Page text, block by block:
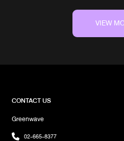
ๆ เลย เพราะการตกแต่งภายในร้า
ป้ายร้านญี่ปุ่นที่สะท้อนความสนุกสนา
อาหารให้เลือกเยอะมากสามารถเลื
เปรี้ยวแล้ว แต่พอลองชิมขอบอกเลย
ซอสสูตรพิเศษที่เข้มข้น หอมหวานเค็ม
เพิ่มความอร่อยด้วยไข่ปลาแซลมอน
โรลสุดคลาสสิกที่มาพร้อมแซลมอนส
VIEW
CONTACT US
Greenwave
02-665-8377